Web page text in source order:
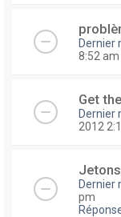
Dernier
8:52 am
Get
Dernier
2012
Dernier
pm